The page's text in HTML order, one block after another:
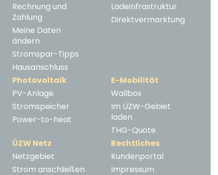
Rechnung und
Zahlung
Meine Daten
ändern
Stromspar-Tipps
Hausanschluss
Ladeinfrastruktur
Direktvermarktung
Photovoltaik
PV-Anlage
Stromspeicher
Power-to-heat
E-Mobilität
Wallbox
Im ÜZW-Gebiet
laden
THG-Quote
ÜZW Netz
Netzgebiet
Strom anschließen
Rechtliches
Kundenportal
Impressum